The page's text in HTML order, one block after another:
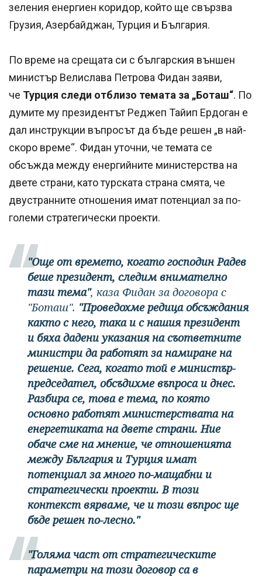
зеления енергиен коридор, който ще свързва
Грузия, Азербайджан, Турция и България.
По време на срещата си с българския външен
министър Велислава Петрова Фидан заяви,
че Турция следи отблизо темата за „Боташ“. По
думите му президентът Реджеп Тайип Ердоган е
дал инструкции въпросът да бъде решен „в най-
скоро време“. Фидан уточни, че темата се
обсъжда между енергийните министерства на
двете страни, като турската страна смята, че
двустранните отношения имат потенциал за по-
големи стратегически проекти.
"Още от времето, когато господин Радев
беше президент, следим внимателно
тази тема", каза Фидан за договора с
"Боташ". "Проведохме редица обсъждания
както с него, така и с нашия президент
и бяха дадени указания на съответните
министри да работят за намиране на
решение. Сега, когато той е министър-
председател, обсъдихме въпроса и днес.
Разбира се, това е тема, по която
основно работят министерствата на
енергетиката на двете страни. Ние
обаче сме на мнение, че отношенията
между България и Турция имат
потенциал за много по-мащабни и
стратегически проекти. В този
контекст вярваме, че и този въпрос ще
бъде решен по-лесно."
"Голяма част от стратегическите
параметри на този договор са в